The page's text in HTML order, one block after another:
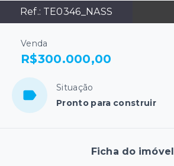
Ref.: TE0346_NASS
Venda
R$300.000,00
Situação
Pronto para construir
Ficha do imóvel